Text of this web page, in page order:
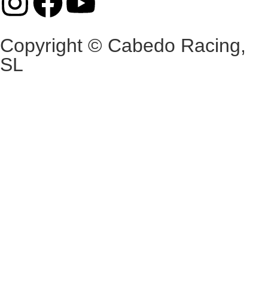
Copyright © Cabedo Racing,
SL